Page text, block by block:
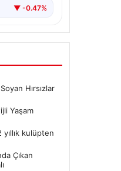
▼ -0.47%
Hırsızlar
Yaşam
yıllık kulüpten
Çıkan